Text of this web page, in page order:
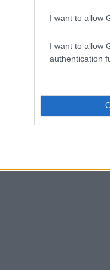
I want to allow
I want to allow
authentication